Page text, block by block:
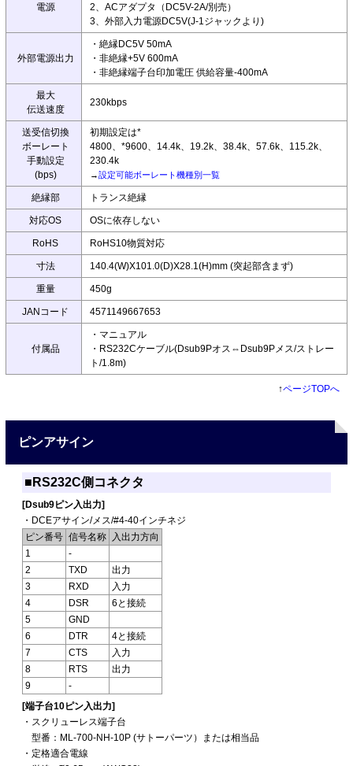
電源
2、ACアダプタ（DC5V-2A/別売）
3、外部入力電源DC5V(J-1ジャックより)
外部電源出力
・絶縁DC5V 50mA
・非絶縁+5V 600mA
・非絶縁端子台印加電圧 供給容量-400mA
最大
伝送速度
230kbps
送受信切換
ボーレート
手動設定
(bps)
初期設定は*
4800、*9600、14.4k、19.2k、38.4k、57.6k、115.2k、
230.4k
→設定可能ボーレート機種別一覧
絶縁部 トランス絶縁
対応OS OSに依存しない
RoHS RoHS10物質対応
寸法 140.4(W)X101.0(D)X28.1(H)mm (突起部含まず)
重量 450g
JANコード 4571149667653
付属品
・マニュアル
・RS232Cケーブル(Dsub9Pオス⇔Dsub9Pメス/ストレー
ト/1.8m)
↑ページTOPへ
ピンアサイン
■RS232C側コネクタ
[Dsub9ピン入出力]
・DCEアサイン/メス/#4-40インチネジ
ピン番号 信号名称
入出力方向
1
-
2
TXD
出力
3
RXD
入力
4
DSR
6と接続
5
GND
6
DTR
4と接続
7
CTS
入力
8
RTS
出力
9
-
[端子台10ピン入出力]
・スクリューレス端子台
型番：ML-700-NH-10P (サトーパーツ）または相当品
・定格適合電線